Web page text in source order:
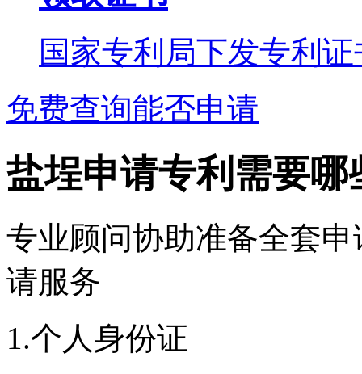
国家专利局下发专利证
免费查询能否申请
盐埕申请专利需要哪
专业顾问协助准备全套
请服务
1.个人身份证